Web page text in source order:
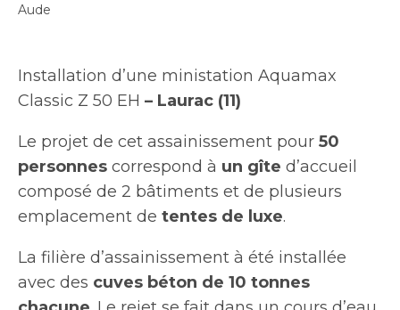
Aude
Installation d’une ministation Aquamax
Classic Z 50 EH – Laurac (11)
Le projet de cet assainissement pour 50
personnes correspond à un gîte d’accueil
composé de 2 bâtiments et de plusieurs
emplacement de tentes de luxe.
La filière d’assainissement à été installée
avec des cuves béton de 10 tonnes